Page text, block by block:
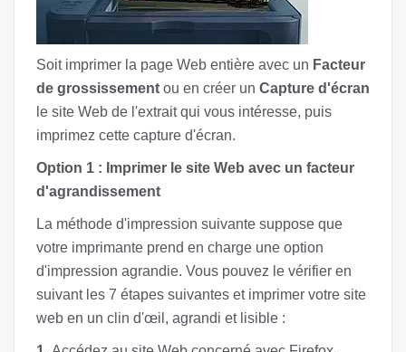
Soit imprimer la page Web entière avec un Facteur
de grossissement ou en créer un Capture d'écran
le site Web de l'extrait qui vous intéresse, puis
imprimez cette capture d'écran.
Option 1 : Imprimer le site Web avec un facteur
d'agrandissement
La méthode d'impression suivante suppose que
votre imprimante prend en charge une option
d'impression agrandie. Vous pouvez le vérifier en
suivant les 7 étapes suivantes et imprimer votre site
web en un clin d'œil, agrandi et lisible :